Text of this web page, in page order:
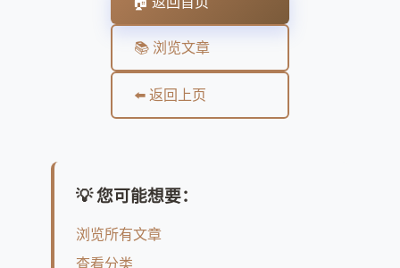
📚 浏览文章
⬅️ 返回上页
💡 您可能想要：
浏览所有文章
查看分类